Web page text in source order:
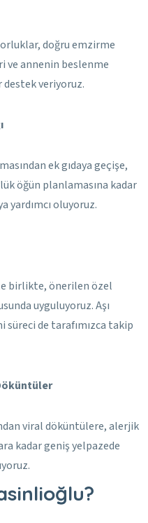
doğru emzirme
annenin beslenme
veriyoruz.
ek gıdaya geçişe,
öğün planlamasına kadar
yardımcı oluyoruz.
birlikte, önerilen özel
uyguluyoruz. Aşı
de tarafımızca takip
viral döküntülere, alerjik
kadar geniş yelpazede